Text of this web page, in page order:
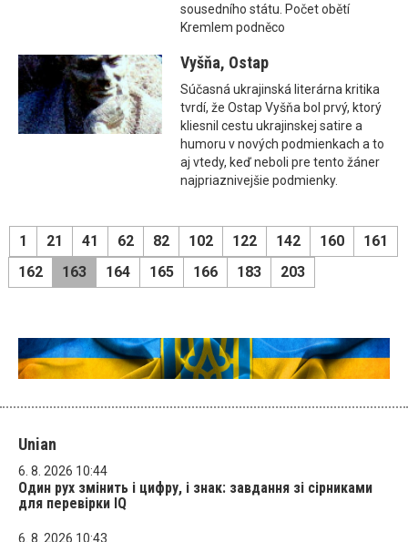
sousedního státu. Počet obětí
Kremlem podněco
Vyšňa, Ostap
Súčasná ukrajinská literárna kritika
tvrdí, že Ostap Vyšňa bol prvý, ktorý
kliesnil cestu ukrajinskej satire a
humoru v nových podmienkach a to
aj vtedy, keď neboli pre tento žáner
najpriaznivejšie podmienky.
1 21 41 62 82 102 122 142 160
161
162
163 164 165 166 183 203
Unian
6. 8. 2026 10:44
Один рух змінить і цифру, і знак: завдання зі сірниками
для перевірки IQ
6. 8. 2026 10:43